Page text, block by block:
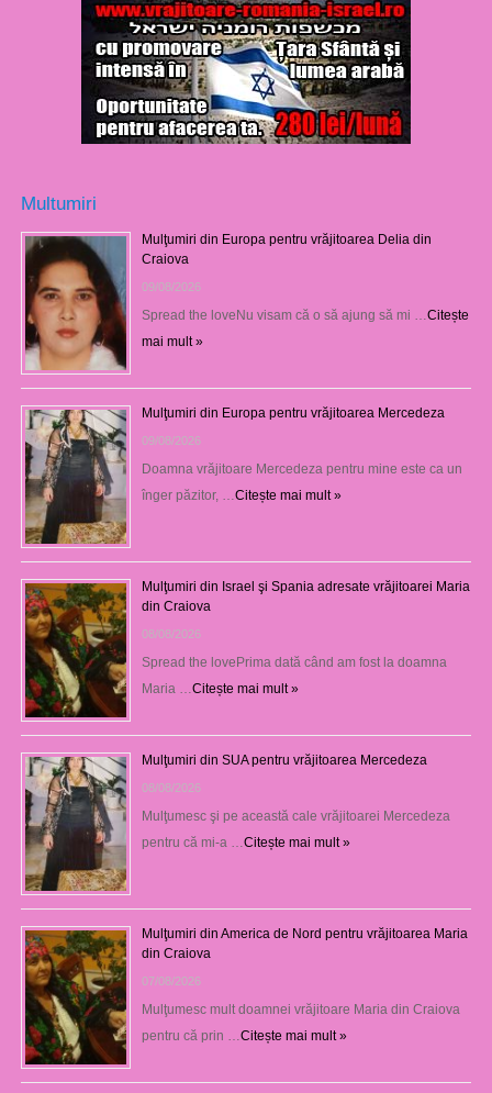
Multumiri
Mulţumiri din Europa pentru vrăjitoarea Delia din
Craiova
09/08/2026
Spread the loveNu visam că o să ajung să mi …Citește
mai mult »
Mulţumiri din Europa pentru vrăjitoarea Mercedeza
09/08/2026
Doamna vrăjitoare Mercedeza pentru mine este ca un
înger păzitor, …Citește mai mult »
Mulţumiri din Israel şi Spania adresate vrăjitoarei Maria
din Craiova
08/08/2026
Spread the lovePrima dată când am fost la doamna
Maria …Citește mai mult »
Mulţumiri din SUA pentru vrăjitoarea Mercedeza
08/08/2026
Mulţumesc şi pe această cale vrăjitoarei Mercedeza
pentru că mi-a …Citește mai mult »
Mulţumiri din America de Nord pentru vrăjitoarea Maria
din Craiova
07/08/2026
Mulţumesc mult doamnei vrăjitoare Maria din Craiova
pentru că prin …Citește mai mult »